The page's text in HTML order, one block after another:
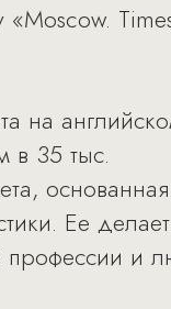
на
в 35 тыс.
основанная
Ее делает
профессии и